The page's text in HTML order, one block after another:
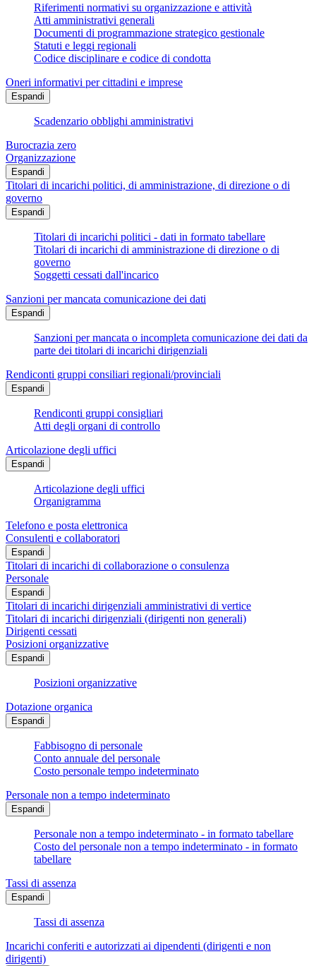
Riferimenti normativi su organizzazione e attività
Atti amministrativi generali
Documenti di programmazione strategico gestionale
Statuti e leggi regionali
Codice disciplinare e codice di condotta
Oneri informativi per cittadini e imprese
Espandi
Scadenzario obblighi amministrativi
Burocrazia zero
Organizzazione
Espandi
Titolari di incarichi politici, di amministrazione, di direzione o di
governo
Espandi
Titolari di incarichi politici - dati in formato tabellare
Titolari di incarichi di amministrazione di direzione o di
governo
Soggetti cessati dall'incarico
Sanzioni per mancata comunicazione dei dati
Espandi
Sanzioni per mancata o incompleta comunicazione dei dati da
parte dei titolari di incarichi dirigenziali
Rendiconti gruppi consiliari regionali/provinciali
Espandi
Rendiconti gruppi consigliari
Atti degli organi di controllo
Articolazione degli uffici
Espandi
Articolazione degli uffici
Organigramma
Telefono e posta elettronica
Consulenti e collaboratori
Espandi
Titolari di incarichi di collaborazione o consulenza
Personale
Espandi
Titolari di incarichi dirigenziali amministrativi di vertice
Titolari di incarichi dirigenziali (dirigenti non generali)
Dirigenti cessati
Posizioni organizzative
Espandi
Posizioni organizzative
Dotazione organica
Espandi
Fabbisogno di personale
Conto annuale del personale
Costo personale tempo indeterminato
Personale non a tempo indeterminato
Espandi
Personale non a tempo indeterminato - in formato tabellare
Costo del personale non a tempo indeterminato - in formato
tabellare
Tassi di assenza
Espandi
Tassi di assenza
Incarichi conferiti e autorizzati ai dipendenti (dirigenti e non
dirigenti)